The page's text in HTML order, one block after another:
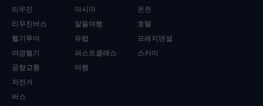
리무진
리무진버스
헬기투어
야경헬기
공항교통
자전거
버스
아시아
알뜰여행
유럽
퍼스트클래스
여행
온천
호텔
프레지덴셜
스카이